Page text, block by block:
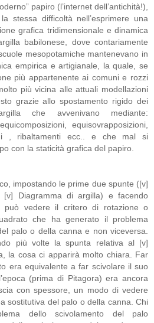
papiro (l’internet dell’antichità!),
stessa difficoltà nell’esprimere una
grafica tridimensionale e dinamica
babilonese, dove contariamente
mesopotamiche mantenevano in
empirica e artigianale, la quale, se
più appartenente ai comuni e rozzi
più vicina alle attuali modellazioni
grazie allo spostamento rigido dei
che avvenivano mediante:
equisovrapposizioni,
, ribaltamenti ecc.. e che mal si
con la staticità grafica del papiro.
impostando le prime due spunte ([v]
[v] Diagramma di argilla) e facendo
può vedere il critero di rotazione o
che ha generato il problema
palo o della canna e non viceversa.
più volte la spunta relativa al [v]
la cosa ci apparirà molto chiara. Far
era equivalente a far scivolare il suo
(prima di Pitagora) era ancora
con spessore, un modo di vedere
sostitutiva del palo o della canna. Chi
dello scivolamento del palo